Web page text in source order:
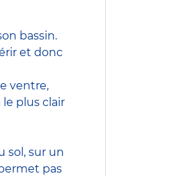
bassin.
et donc
ventre,
plus clair
sol, sur un
pas